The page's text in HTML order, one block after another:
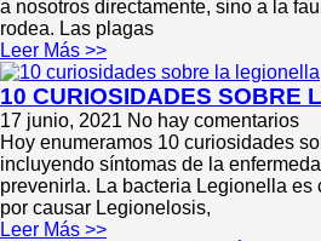
a nosotros directamente, sino a la
rodea. Las plagas
Leer Más >>
10 CURIOSIDADES SOBRE
17 junio, 2021 No hay comentarios
Hoy enumeramos 10 curiosidades
incluyendo síntomas de la
prevenirla. La bacteria Legionella es
por causar Legionelosis,
Leer Más >>